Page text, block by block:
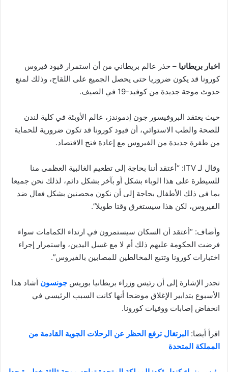
اخبار بريطانيا – حذر عالم بريطاني من أن استمرار قيود فيروس
كورونا قد يكون ضروريا حتى يحصل الجميع على اللقاح، وذلك لمنع
حدوث موجة جديدة من كوفيد-19 في الصيف.
حيث يعتقد البروفيسور جون إدموندز، عالم الأوبئة في كلية لندن
للصحة والطب الاستوائي، أن قيود كورونا قد تكون ضرورية للحماية
من طفرة جديدة من الفيروس مع إعادة فتح الاقتصاد.
وقال لـ ITV: “أعتقد أننا بحاجة إلى تطعيم الغالبية العظمى منا
للسيطرة على هذا الوباء بشكل أو بآخر بشكل دائم، لذلك نحن جميعا
بما في ذلك الأطفال بحاجة إلى أن نكون محصنين بشكل فعال ضد
الفيروس، لكن هذا سيستغرق وقتا طويلا”.
وأضاف: “أعتقد أن السكان سيستمرون في ارتداء الكمامات سواء
فرضت الحكومة عليهم ذلك أم لا مع غسل اليدين، واستمرار إجراء
اختبارات كورونا وتتبع المخالطين للمصابين بالفيروس”.
تجدر الإشارة إلى أن رئيس وزراء بريطانيا بوريس جونسون أشاد هذا
الأسبوع بتدابير الإغلاق موضحا أنها كانت السبب الرئيسي في
انخفاض إصابات ووفيات كورونا.
اقرأ أيضا: البرتغال ترفع الحظر عن الرحلات الجوية القادمة من
المملكة المتحدة